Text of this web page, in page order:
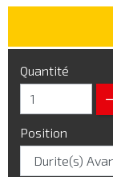
Quantité
Position